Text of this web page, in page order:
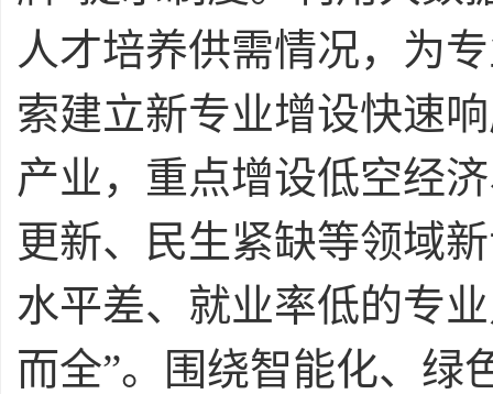
人才培养供需情况，为
索建立新专业增设快速
产业，重点增设低空经
更新、民生紧缺等领域
水平差、就业率低的专
而全”。围绕智能化、绿